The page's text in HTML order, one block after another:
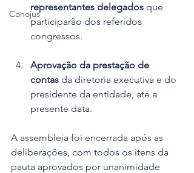
Conojus
representantes delegados que
participarão dos referidos
congressos.
Aprovação da prestação de
contas da diretoria executiva e do
presidente da entidade, até a
presente data.
A assembleia foi encerrada após as
deliberações, com todos os itens da
pauta aprovados por unanimidade